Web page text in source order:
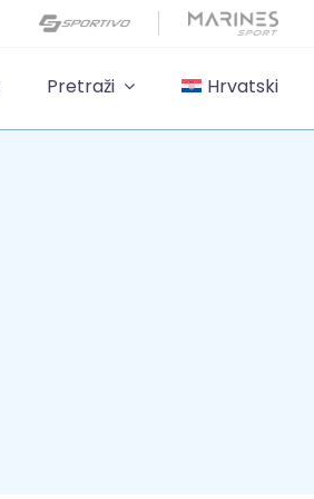
Pretraži Hrvatski